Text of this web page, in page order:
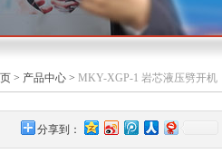
> 产品中心 > MKY-XGP-1 岩芯液压劈开机
分享到：